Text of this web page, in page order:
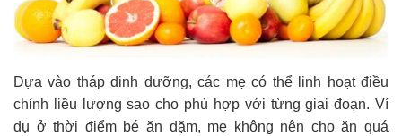
Dựa vào tháp dinh dưỡng, các mẹ có thể linh hoạt điều
chỉnh liều lượng sao cho phù hợp với từng giai đoạn. Ví
dụ ở thời điểm bé ăn dặm, mẹ không nên cho ăn quá